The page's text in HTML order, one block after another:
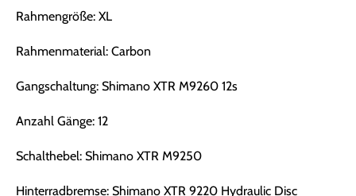
Rahmengröße: XL
Rahmenmaterial: Carbon
Gangschaltung: Shimano XTR M9260 12s
Anzahl Gänge: 12
Schalthebel: Shimano XTR M9250
Hinterradbremse: Shimano XTR 9220 Hydraulic Disc